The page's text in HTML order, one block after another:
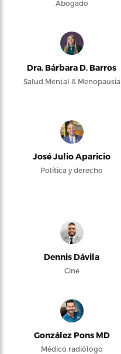
Abogado
Dra. Bárbara D. Barros
Salud Mental & Menopausia
José Julio Aparicio
Política y derecho
Dennis Dávila
Cine
González Pons MD
Médico radiólogo